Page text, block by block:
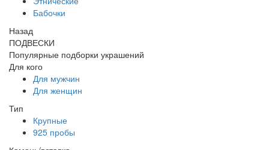
Бабочки
Назад
ПОДВЕСКИ
Популярные подборки украшений
Для кого
Для мужчин
Для женщин
Тип
Крупные
925 пробы